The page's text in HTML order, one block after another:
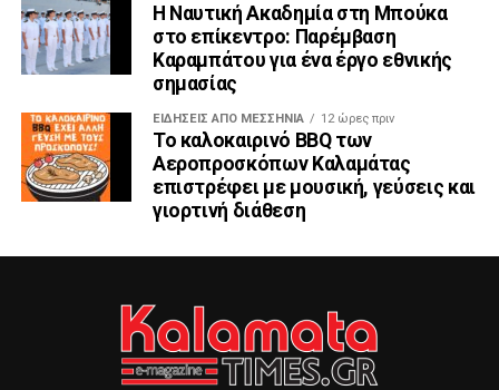
Η Ναυτική Ακαδημία στη Μπούκα
στο επίκεντρο: Παρέμβαση
Καραμπάτου για ένα έργο εθνικής
σημασίας
ΕΙΔΉΣΕΙΣ ΑΠΟ ΜΕΣΣΗΝΊΑ 12 ώρες πριν
Το καλοκαιρινό BBQ των
Αεροπροσκόπων Καλαμάτας
επιστρέφει με μουσική, γεύσεις και
γιορτινή διάθεση